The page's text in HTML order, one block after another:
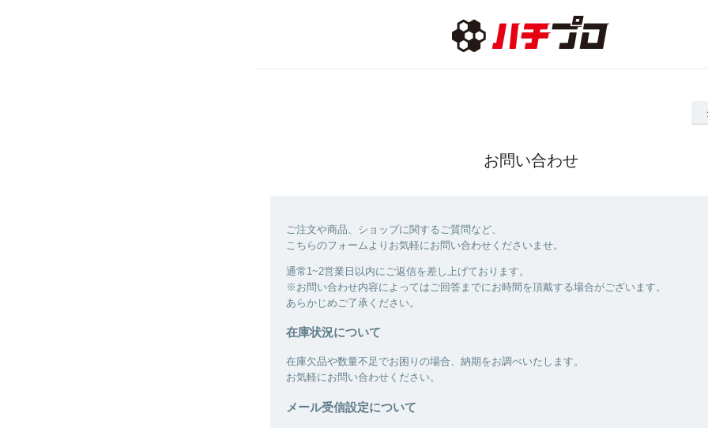
お問い合わせ
ご注文や商品、ショップに関するご質問など、
こちらのフォームよりお気軽にお問い合わせくださいませ。
通常1~2営業日以内にご返信を差し上げております。
※お問い合わせ内容によってはご回答までにお時間を頂戴する場合がございます。
あらかじめご了承ください。
在庫状況について
在庫欠品や数量不足でお困りの場合、納期をお調べいたします。
お気軽にお問い合わせください。
メール受信設定について